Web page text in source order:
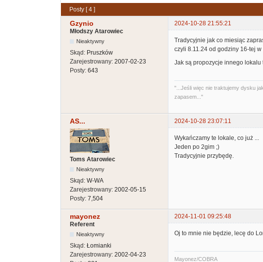
Posty [ 4 ]
Gzynio
2024-10-28 21:55:21
Młodszy Atarowiec
Nieaktywny
Skąd: Pruszków
Zarejestrowany: 2007-02-23
Posty: 643
Tradycyjnie jak co miesiąc
czyli 8.11.24 od godziny 16-tej
Jak są propozycje innego
"...Jeśli więc nie traktujemy dysku
zapasem..."
AS... 2024-10-28 23:07:11
Toms Atarowiec
Nieaktywny
Skąd: W-WA
Zarejestrowany: 2002-05-15
Posty: 7,504
Wykańczamy te lokale, co już ...
Jeden po 2gim ;)
Tradycyjnie przybędę.
mayonez
2024-11-01 09:25:48
Referent
Nieaktywny
Skąd: Łomianki
Zarejestrowany: 2002-04-23
Oj to mnie nie będzie, lecę do
Mayonez/COBRA